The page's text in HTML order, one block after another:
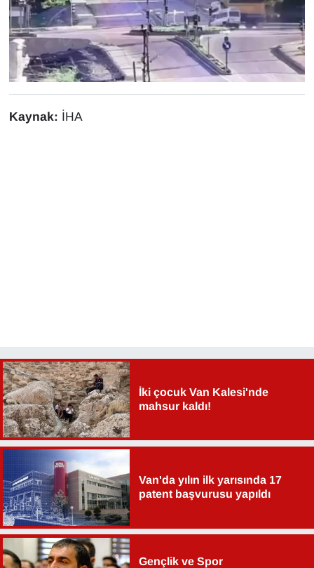
Kaynak: İHA
İki çocuk Van Kalesi'nde
mahsur kaldı!
Van'da yılın ilk yarısında 17
patent başvurusu yapıldı
Gençlik ve Spor
Sinema - TV
SİYASET
SPOR
TEBRİK